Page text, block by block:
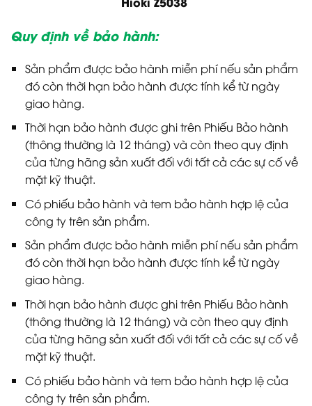
Quy định về bảo hành:
Sản phẩm được bảo hành miễn phí nếu sản phẩm
đó còn thời hạn bảo hành được tính kể từ ngày
giao hàng.
Thời hạn bảo hành được ghi trên Phiếu Bảo hành
(thông thường là 12 tháng) và còn theo quy định
của từng hãng sản xuất đối với tất cả các sự cố về
mặt kỹ thuật.
Có phiếu bảo hành và tem bảo hành hợp lệ của
công ty trên sản phẩm.
Sản phẩm được bảo hành miễn phí nếu sản phẩm
đó còn thời hạn bảo hành được tính kể từ ngày
giao hàng.
Thời hạn bảo hành được ghi trên Phiếu Bảo hành
(thông thường là 12 tháng) và còn theo quy định
của từng hãng sản xuất đối với tất cả các sự cố về
mặt kỹ thuật.
Có phiếu bảo hành và tem bảo hành hợp lệ của
công ty trên sản phẩm.